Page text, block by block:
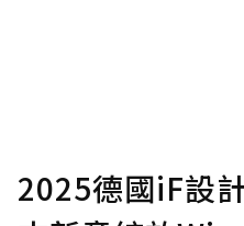
2025德國iF設